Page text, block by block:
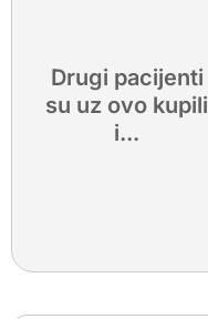
Drugi pacijenti
su uz ovo kupili
i...